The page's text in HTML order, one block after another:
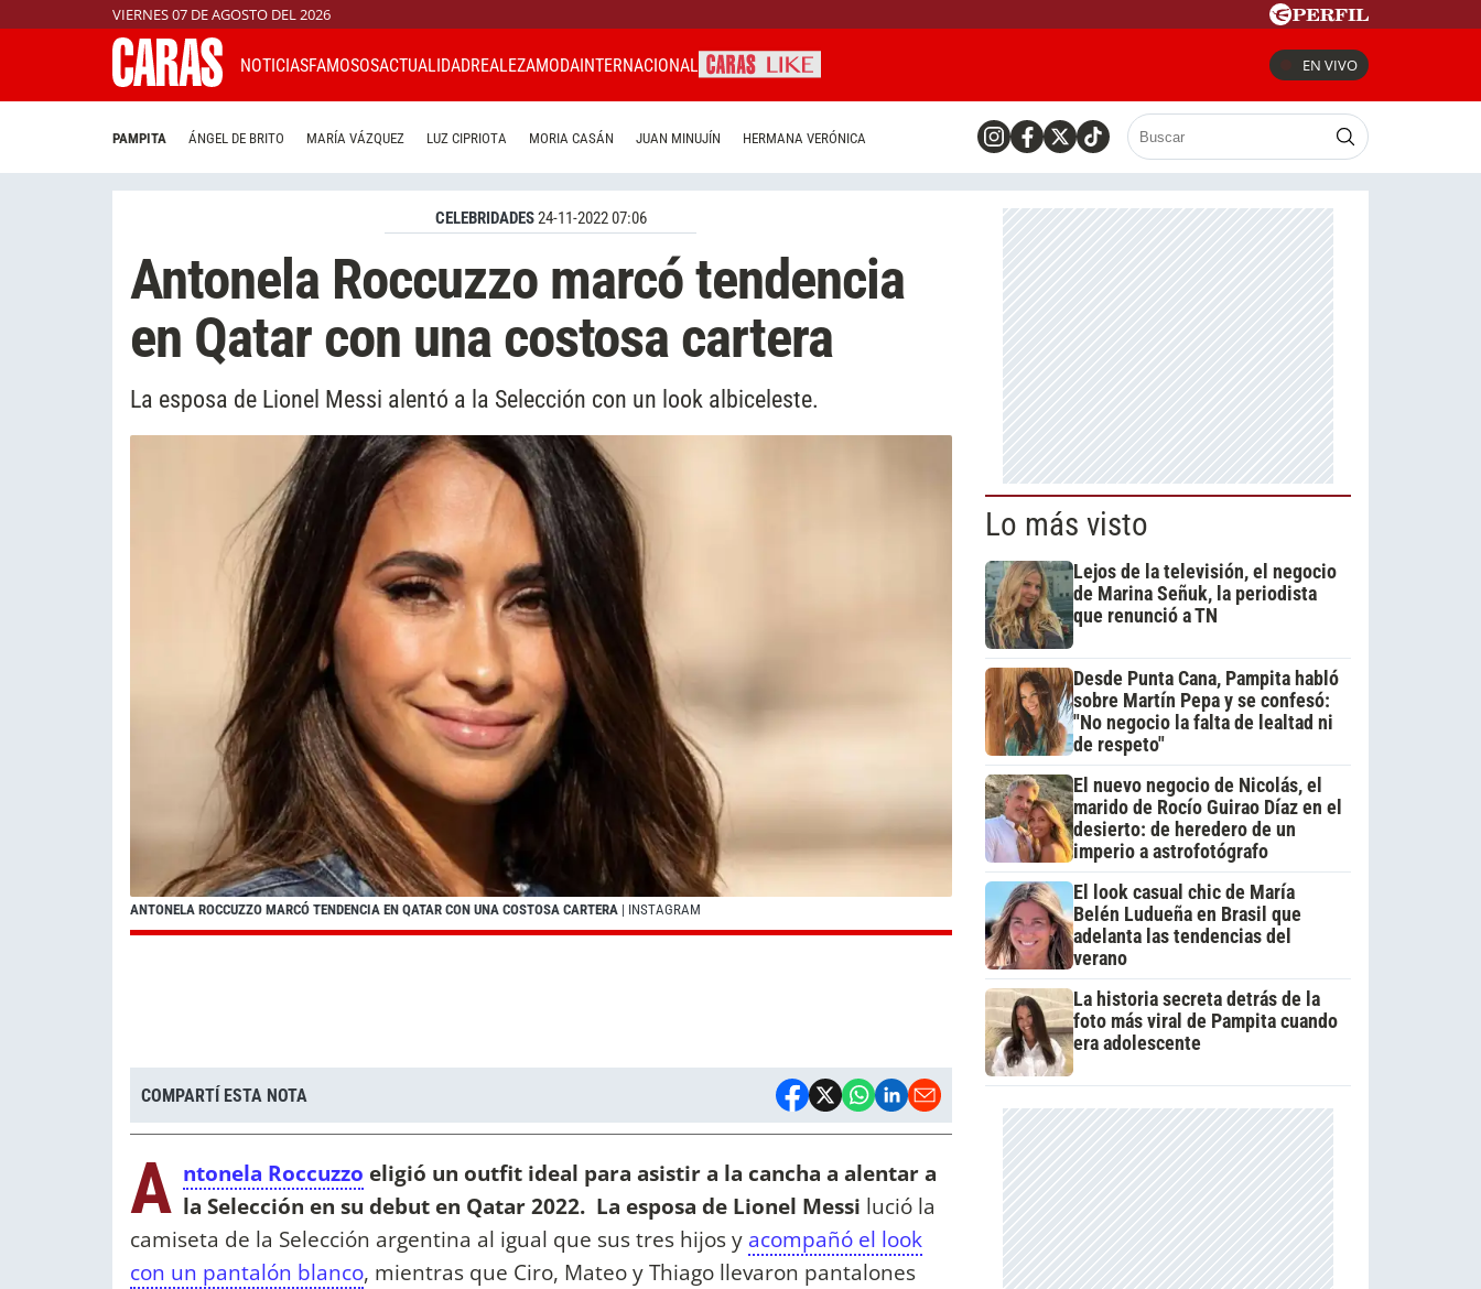
VIERNES 07 DE AGOSTO DEL 2026
NOTICIASFAMOSOSACTUALIDADREALEZAMODAINTERNACIONAL EN VIVO
PAMPITA ÁNGEL DE BRITO MARÍA VÁZQUEZ LUZ CIPRIOTA MORIA CASÁN JUAN MINUJÍN HERMANA VERÓNICA
CELEBRIDADES24-11-2022 07:06
Antonela Roccuzzo marcó tendencia
en Qatar con una costosa cartera
La esposa de Lionel Messi alentó a la Selección con un look albiceleste.
ANTONELA ROCCUZZO MARCÓ TENDENCIA EN QATAR CON UNA COSTOSA CARTERA | INSTAGRAM
COMPARTÍ ESTA NOTA
A ntonela Roccuzzo eligió un outfit ideal para asistir a la cancha a alentar a
la Selección en su debut en Qatar 2022. La esposa de Lionel Messi lució la
camiseta de la Selección argentina al igual que sus tres hijos y acompañó el look
con un pantalón blanco, mientras que Ciro, Mateo y Thiago llevaron pantalones
Lo más visto
Lejos de la televisión, el negocio
de Marina Señuk, la periodista
que renunció a TN
Desde Punta Cana, Pampita habló
sobre Martín Pepa y se confesó:
"No negocio la falta de lealtad ni
de respeto"
El nuevo negocio de Nicolás, el
marido de Rocío Guirao Díaz en el
desierto: de heredero de un
imperio a astrofotógrafo
El look casual chic de María
Belén Ludueña en Brasil que
adelanta las tendencias del
verano
La historia secreta detrás de la
foto más viral de Pampita cuando
era adolescente